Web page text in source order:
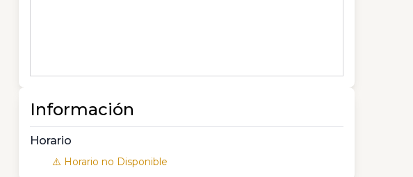
Información
Horario
⚠️ Horario no Disponible